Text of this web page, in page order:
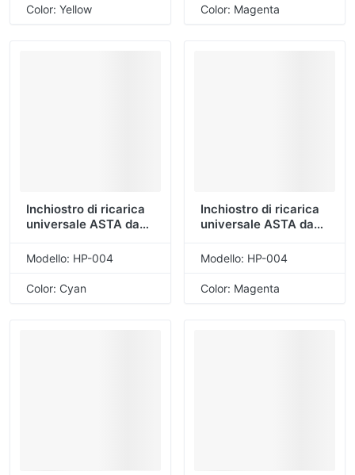
Color: Yellow Color: Magenta
Inchiostro di ricarica
universale ASTA da
HP （HP-004-ciano）
Modello: HP-004
Color: Cyan
Inchiostro di ricarica
universale ASTA da
HP （HP-004-
Modello: HP-004
Color: Magenta